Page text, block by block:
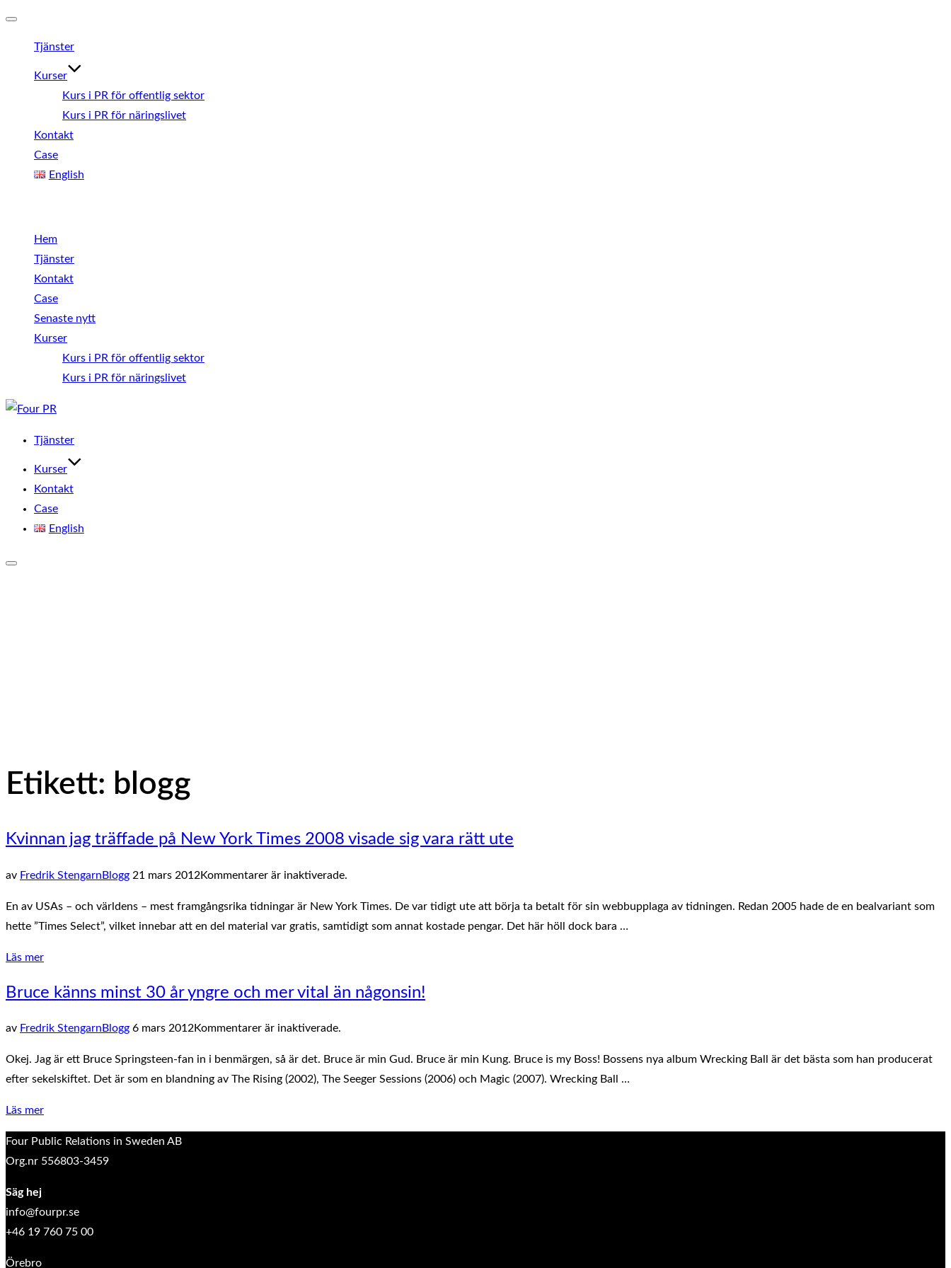
på/avTjänster
Kurser
Kurs i PR för offentlig sektor
Kurs i PR för näringslivet
Kontakt
Case
English
Hem
Tjänster
Kontakt
Case
Senaste nytt
Kurser
Kurs i PR för offentlig sektor
Kurs i PR för näringslivet
Hoppa
innehåll
Tjänster
Kurser
Kontakt
Case
English
Etikett: blogg
Kvinnan jag träffade på New York Times 2008 visade sig vara rätt ute
av Fredrik Stengarn BloggPublicerat
21 mars 2012Kommentarer är inaktiverade.
En av USAs – och världens – mest framgångsrika tidningar är New York Times. De var tidigt ute att börja ta betalt för sin webbupplaga av tidningen. Redan 2005 hade de en bealvariant som
hette ”Times Select”, vilket innebar att en del material var gratis, samtidigt som annat kostade pengar. Det här höll dock bara …
Läs mer”Kvinnan
träffade
New
York
Times
visade
sig
vara
Bruce känns minst 30 år yngre och mer vital än någonsin!
av Fredrik Stengarn BloggPublicerat
6 mars 2012Kommentarer är inaktiverade.
Okej. Jag är ett Bruce Springsteen-fan in i benmärgen, så är det. Bruce är min Gud. Bruce är min Kung. Bruce is my Boss! Bossens nya album Wrecking Ball är det bästa som han producerat
efter sekelskiftet. Det är som en blandning av The Rising (2002), The Seeger Sessions (2006) och Magic (2007). Wrecking Ball …
Läs mer”Bruce
känns
yngre
och
Four Public Relations in Sweden AB
Org.nr 556803-3459
Säg hej
info@fourpr.se
+46 19 760 75 00
Örebro